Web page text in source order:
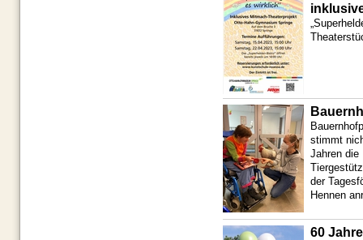
stimmt
Jahren die
der
Hennen
60